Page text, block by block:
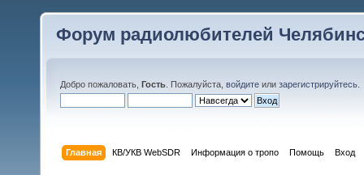
Форум радиолюбителей
Добро пожаловать, Гость . Пожалуйста, войдите или зарегистрируйтесь
Главная КВ/УКВ WebSDR Информация о тропо Помощь Вход